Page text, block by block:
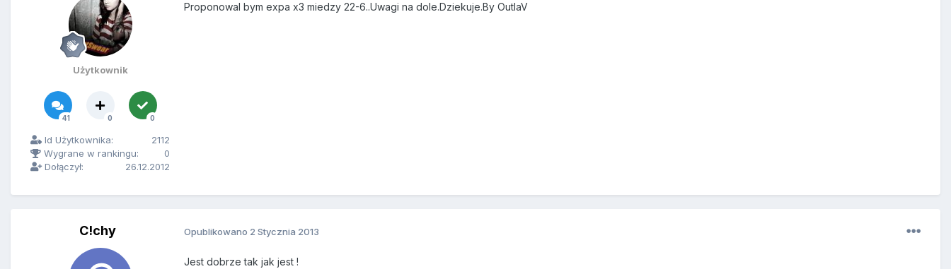
Użytkownik
41 0 0
Id Użytkownika:
2112
Wygrane w rankingu:
0
Dołączył:
26.12.2012
Proponowal bym expa x3 miedzy 22-6..Uwagi na dole.Dziekuje.By OutlaV
C!chy Opublikowano 2 Stycznia 2013
Jest dobrze tak jak jest !